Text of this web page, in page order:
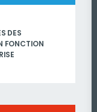
DES
FONCTION